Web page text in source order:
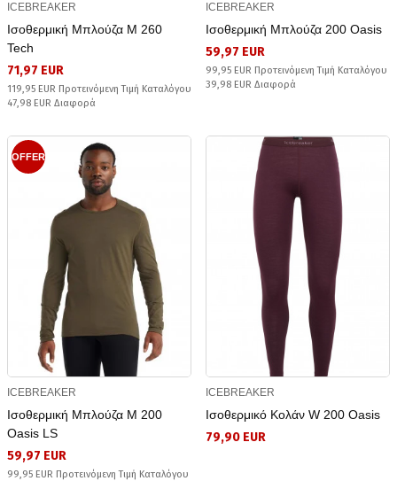
ICEBREAKER
Ισοθερμική Μπλούζα M 260
Tech
71,97 EUR
119,95 EUR Προτεινόμενη Τιμή Καταλόγου
47,98 EUR Διαφορά
ICEBREAKER
Ισοθερμική Μπλούζα 200 Oasis
59,97 EUR
99,95 EUR Προτεινόμενη Τιμή Καταλόγου
39,98 EUR Διαφορά
OFFER
ICEBREAKER
Ισοθερμική Μπλούζα M 200
Oasis LS
59,97 EUR
99,95 EUR Προτεινόμενη Τιμή Καταλόγου
ICEBREAKER
Ισοθερμικό Κολάν W 200 Oasis
79,90 EUR